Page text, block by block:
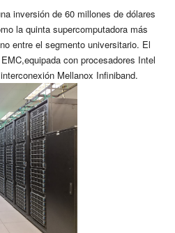
inversión de 60 millones de dólares
la quinta supercomputadora más
entre el segmento universitario. El
con procesadores Intel
Mellanox Infiniband.